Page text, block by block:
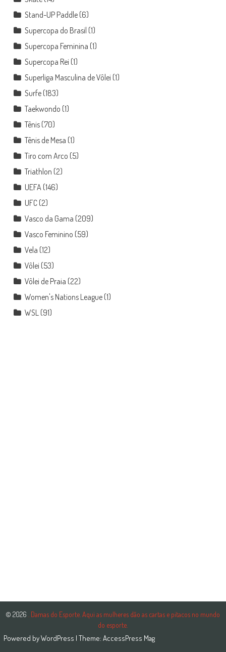
Stand-UP Paddle(6)
Supercopa do Brasil (1)
Supercopa Feminina (1)
Supercopa Rei (1)
Superliga Masculina de Vôlei (1)
Surfe(183)
Taekwondo (1)
Tênis(70)
Tênis de Mesa (1)
Tiro com Arco (5)
Triathlon (2)
UEFA(146)
UFC(2)
Vasco da Gama (209)
Vasco Feminino (59)
Vela (12)
Vôlei (53)
Vôlei de Praia (22)
Women's Nations League(1)
WSL(91)
© 2026 . Damas do Esporte. Aqui as mulheres dão as cartas e pitacos no mundo
do esporte.
Powered byWordPress | Theme: AccessPress Mag